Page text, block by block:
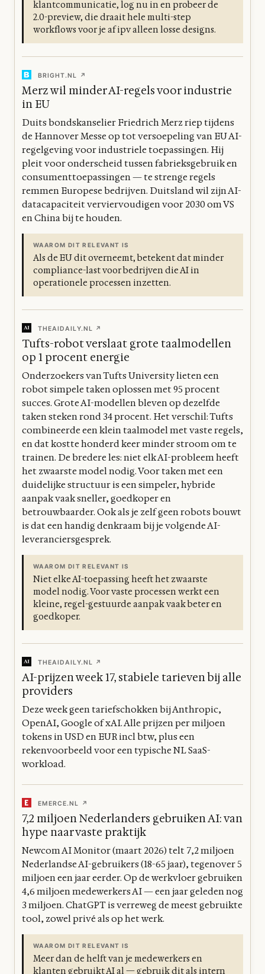
klantcommunicatie, log nu in en probeer de
2.0-preview, die draait hele multi-step
workflows voor je af ipv alleen losse designs.
BRIGHT.NL ↗
Merz wil minder AI-regels voor industrie
in EU
Duits bondskanselier Friedrich Merz riep tijdens
de Hannover Messe op tot versoepeling van EU AI-
regelgeving voor industriele toepassingen. Hij
pleit voor onderscheid tussen fabrieksgebruik en
consumenttoepassingen — te strenge regels
remmen Europese bedrijven. Duitsland wil zijn AI-
datacapaciteit verviervoudigen voor 2030 om VS
en China bij te houden.
WAAROM DIT RELEVANT IS
Als de EU dit overneemt, betekent dat minder
compliance-last voor bedrijven die AI in
operationele processen inzetten.
THEAIDAILY.NL ↗
Tufts-robot verslaat grote taalmodellen
op 1 procent energie
Onderzoekers van Tufts University lieten een
robot simpele taken oplossen met 95 procent
succes. Grote AI-modellen bleven op dezelfde
taken steken rond 34 procent. Het verschil: Tufts
combineerde een klein taalmodel met vaste regels,
en dat kostte honderd keer minder stroom om te
trainen. De bredere les: niet elk AI-probleem heeft
het zwaarste model nodig. Voor taken met een
duidelijke structuur is een simpeler, hybride
aanpak vaak sneller, goedkoper en
betrouwbaarder. Ook als je zelf geen robots bouwt
is dat een handig denkraam bij je volgende AI-
leveranciersgesprek.
WAAROM DIT RELEVANT IS
Niet elke AI-toepassing heeft het zwaarste
model nodig. Voor vaste processen werkt een
kleine, regel-gestuurde aanpak vaak beter en
goedkoper.
THEAIDAILY.NL ↗
AI-prijzen week 17, stabiele tarieven bij alle
providers
Deze week geen tariefschokken bij Anthropic,
OpenAI, Google of xAI. Alle prijzen per miljoen
tokens in USD en EUR incl btw, plus een
rekenvoorbeeld voor een typische NL SaaS-
workload.
EMERCE.NL ↗
7,2 miljoen Nederlanders gebruiken AI: van
hype naar vaste praktijk
Newcom AI Monitor (maart 2026) telt 7,2 miljoen
Nederlandse AI-gebruikers (18-65 jaar), tegenover 5
miljoen een jaar eerder. Op de werkvloer gebruiken
4,6 miljoen medewerkers AI — een jaar geleden nog
3 miljoen. ChatGPT is verreweg de meest gebruikte
tool, zowel privé als op het werk.
WAAROM DIT RELEVANT IS
Meer dan de helft van je medewerkers en
klanten gebruikt AI al — gebruik dit als intern